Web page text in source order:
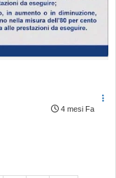
4 mesi Fa